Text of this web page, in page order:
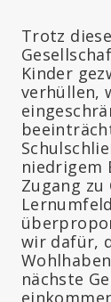
Trotz
Kinder
verhüllen,
niedrigem
Zugang
wir dafür,
nächste